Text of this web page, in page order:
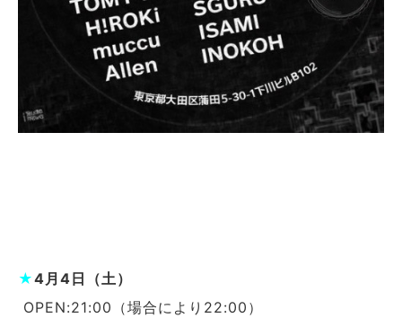
★4月4日（土）
OPEN:21:00（場合により22:00）